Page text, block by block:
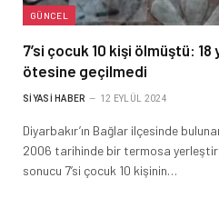
GÜNCEL
7’si çocuk 10 kişi ölmüştü: 18
ötesine geçilmedi
SIYASI HABER 12 EYLÜL 2024
Diyarbakır’ın Bağlar ilçesinde
2006 tarihinde bir termosa
sonucu 7’si çocuk 10 kişinin…